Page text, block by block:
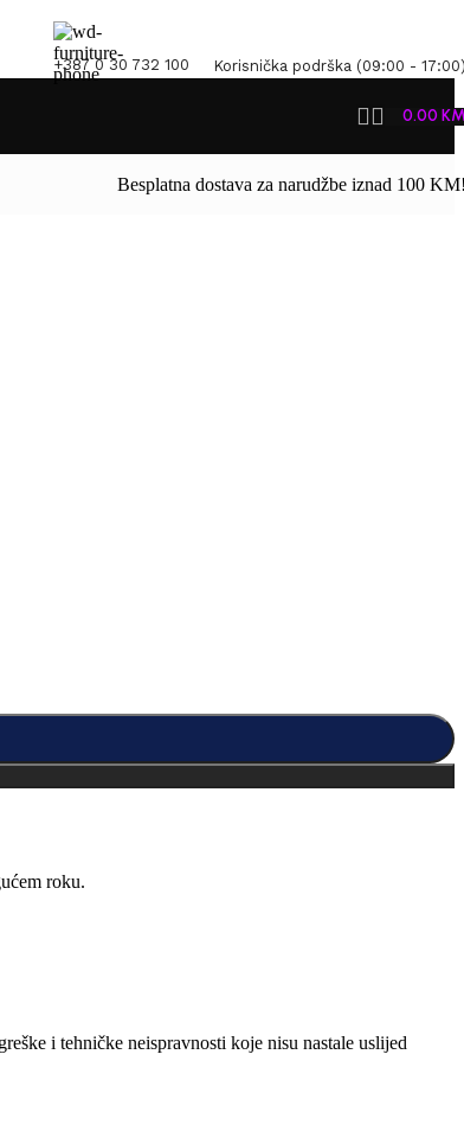
+387 0 30 732 100 Korisnička podrška (09:00 -
0.00
Besplatna dostava za narudžbe iznad 100
roku.
i tehničke neispravnosti koje nisu nastale uslijed